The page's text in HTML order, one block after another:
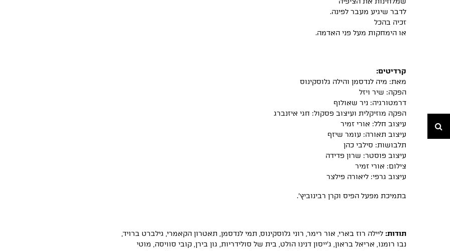
לדבר שיגיע מעבר לפינה.
זכיה בהכל
או הימחקות מעל פני האדמה.
קרדיטים:
מאת: מיה לנדסמן והילה גלוסקינוס
הפקה: שיר ויזל
דרמטורגיה: ניר שאולוף
הפקה מוזיקלית ועיצוב פסקול: חגי איזנברג
עיצוב חלל: אורי זמיר
עיצוב תאורה: עומר שיזף
תלבושות: סילבי כהן
עיצוב פוסטר: שרון פדידה
צילום: אורי זמיר
עיצוב גרפי: ליאורה פילצר
בתמיכת מפעל הפיס וקרן רבינוביץ'.
תודות: ליילה רוז בארי, אור רימר, רוני גלוסקינוס, תמי לנדסמן, תאטרון הקאמרי, גילברט ברויד,
נבו רומנו, אריאל בראון, ג׳ייסון דנינו הולט, בית של סולידריות, גון בירן, קובי סוויסה, מוטי